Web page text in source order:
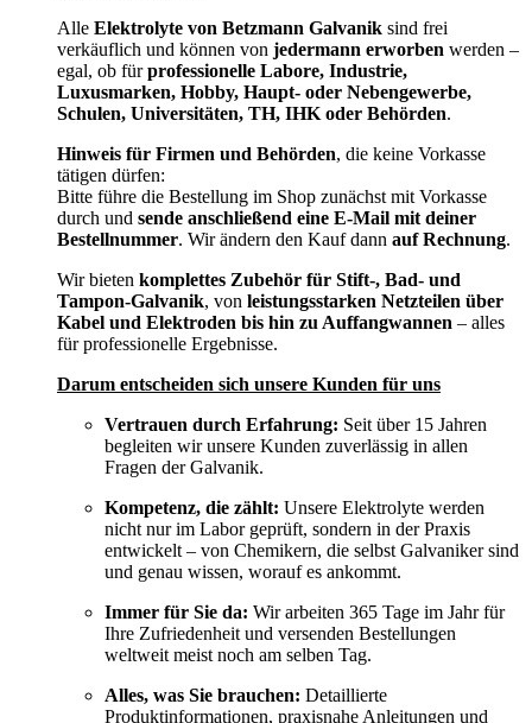
Alle Elektrolyte von Betzmann Galvanik sind frei
verkäuflich und können von jedermann erworben werden –
egal, ob fürprofessionelle Labore, Industrie,
Luxusmarken, Hobby, Haupt- oder Nebengewerbe,
Schulen, Universitäten, TH, IHK oder Behörden.
Hinweis für Firmen und Behörden, die keine Vorkasse
tätigen dürfen:
Bitte führe die Bestellung im Shop zunächst mit Vorkasse
durch und sende anschließend eine E-Mail mit deiner
Bestellnummer. Wir ändern den Kauf dann auf Rechnung.
Wir bieten komplettes Zubehör für Stift-, Bad- und
Tampon-Galvanik, von leistungsstarken Netzteilen über
Kabel und Elektroden bis hin zu Auffangwannen – alles
für professionelle Ergebnisse.
Darum entscheiden sich unsere Kunden für uns
Vertrauen durch Erfahrung: Seit über 15 Jahren
begleiten wir unsere Kunden zuverlässig in allen
Fragen der Galvanik.
Kompetenz, die zählt: Unsere Elektrolyte werden
nicht nur im Labor geprüft, sondern in der Praxis
entwickelt – von Chemikern, die selbst Galvaniker sind
und genau wissen, worauf es ankommt.
Immer für Sie da: Wir arbeiten 365 Tage im Jahr für
Ihre Zufriedenheit und versenden Bestellungen
weltweit meist noch am selben Tag.
Alles, was Sie brauchen: Detaillierte
Produktinformationen, praxisnahe Anleitungen und